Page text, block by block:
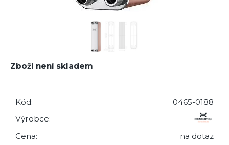
Zboží není skladem
Kód:
0465-0188
Výrobce:
Cena:
na dotaz